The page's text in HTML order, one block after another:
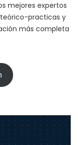
mejores expertos
teórico-practicas y
más completa